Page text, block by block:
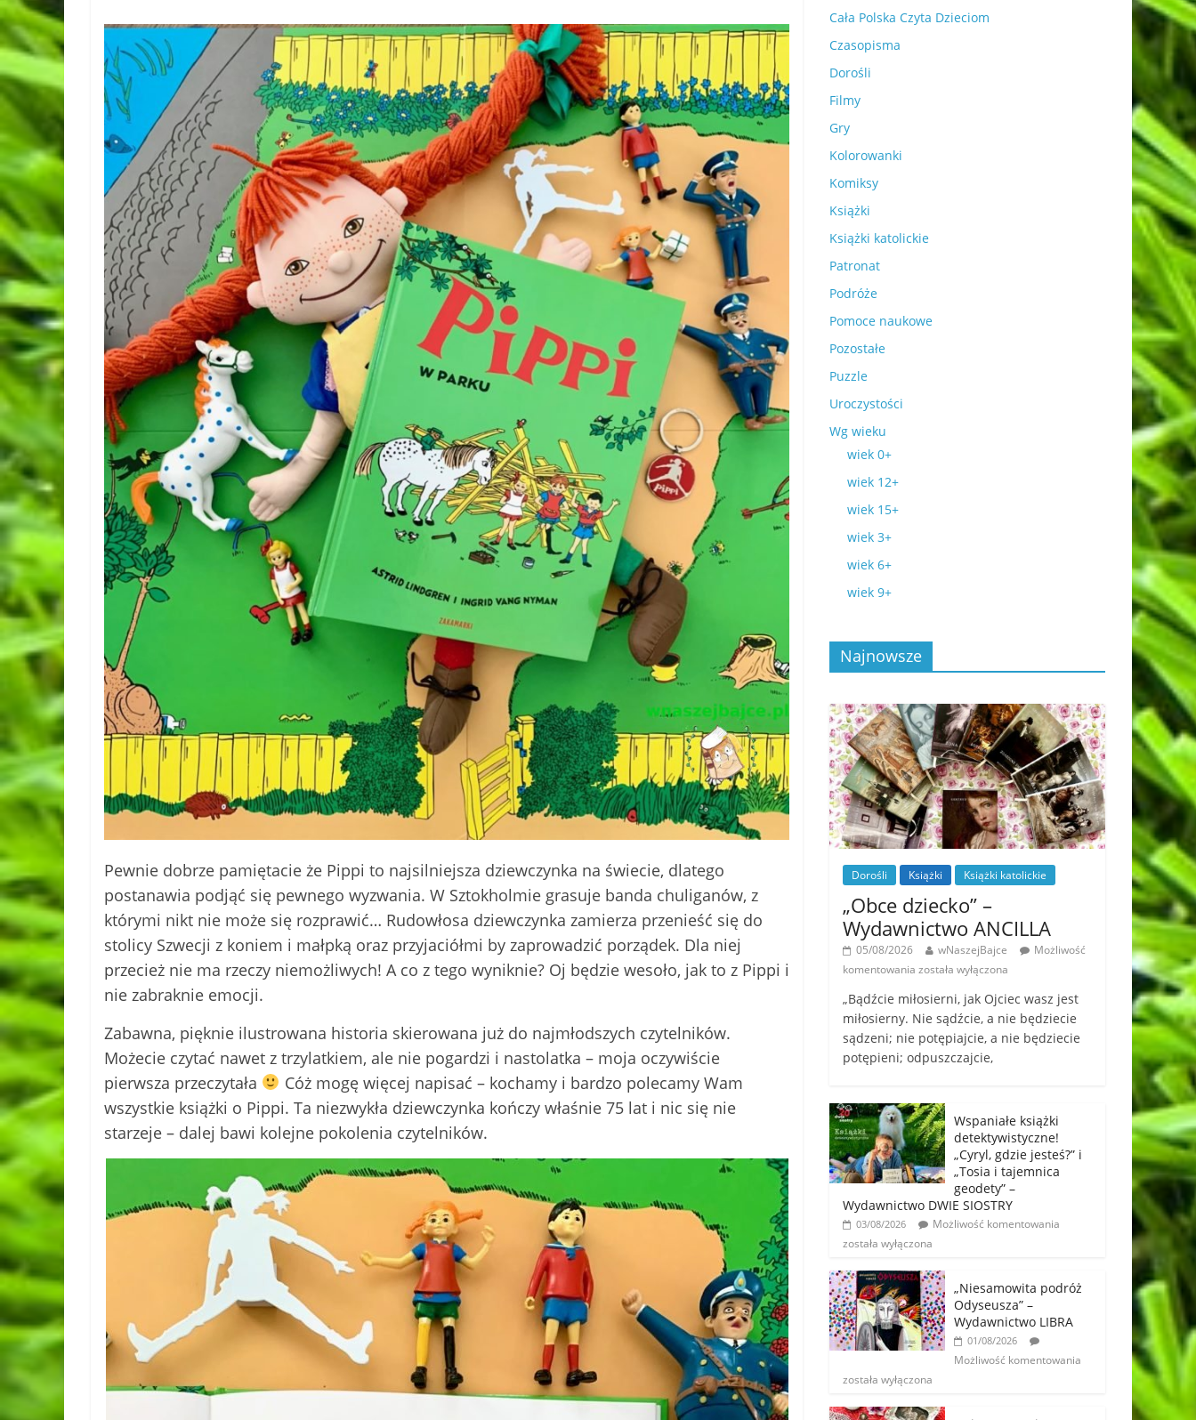
Pewnie dobrze pamiętacie że Pippi to najsilniejsza dziewczynka na świecie, dlatego
postanawia podjąć się pewnego wyzwania. W Sztokholmie grasuje banda chuliganów, z
którymi nikt nie może się rozprawić… Rudowłosa dziewczynka zamierza przenieść się do
stolicy Szwecji z koniem i małpką oraz przyjaciółmi by zaprowadzić porządek. Dla niej
przecież nie ma rzeczy niemożliwych! A co z tego wyniknie? Oj będzie wesoło, jak to z Pippi i
nie zabraknie emocji.
Zabawna, pięknie ilustrowana historia skierowana już do najmłodszych czytelników.
Możecie czytać nawet z trzylatkiem, ale nie pogardzi i nastolatka – moja oczywiście
pierwsza przeczytała
Cóż mogę więcej napisać – kochamy i bardzo polecamy Wam
wszystkie książki o Pippi. Ta niezwykła dziewczynka kończy właśnie 75 lat i nic się nie
starzeje – dalej bawi kolejne pokolenia czytelników.
Cała Polska Czyta Dzieciom
Czasopisma
Dorośli
Filmy
Gry
Kolorowanki
Komiksy
Książki
Książki katolickie
Patronat
Podróże
Pomoce naukowe
Pozostałe
Puzzle
Uroczystości
Wg wieku
wiek 0+
wiek 12+
wiek 15+
wiek 3+
wiek 6+
wiek 9+
Najnowsze
Dorośli Książki Książki katolickie
„Obce dziecko” –
Wydawnictwo ANCILLA
05/08/2026 wNaszejBajce
Możliwość
komentowania została wyłączona
„Bądźcie miłosierni, jak Ojciec wasz jest
miłosierny. Nie sądźcie, a nie będziecie
sądzeni; nie potępiajcie, a nie będziecie
potępieni; odpuszczajcie,
Wspaniałe książki
detektywistyczne!
„Cyryl, gdzie jesteś?” i
„Tosia i tajemnica
geodety” –
Wydawnictwo DWIE SIOSTRY
03/08/2026
Możliwość komentowania
została wyłączona
„Niesamowita podróż
Odyseusza” –
Wydawnictwo LIBRA
01/08/2026
Możliwość komentowania
została wyłączona